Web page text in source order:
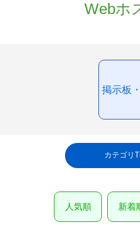
Webホ
掲示板
カテゴリ
人気順 新着